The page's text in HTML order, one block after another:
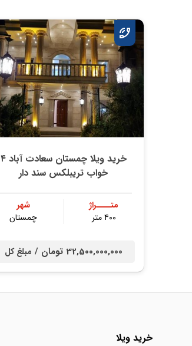
خرید ویلا چمستان سعادت آباد ۴
خواب تریبلکس سند دار
متــــراژ
۴۰۰ متر
شهر
چمستان
32,500,000,000 تومان / مبلغ کل
خرید ویلا